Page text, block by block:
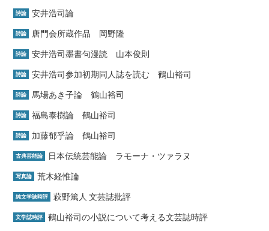
詩論 安井浩司論
詩論 唐門会所蔵作品 岡野隆
詩論 安井浩司墨書句漫読 山本俊則
詩論 安井浩司参加初期同人誌を読む 鶴山裕司
詩論 馬場あき子論 鶴山裕司
詩論 福島泰樹論 鶴山裕司
詩論 加藤郁乎論 鶴山裕司
古典芸能論 日本伝統芸能論 ラモーナ・ツァラヌ
写真論 荒木経惟論
純文学誌時評 萩野篤人 文芸誌批評
文学誌時評 鶴山裕司の小説について考える文芸誌時評